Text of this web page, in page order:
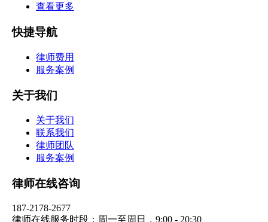
查看更多
快捷导航
律师费用
服务案例
关于我们
关于我们
联系我们
律师团队
服务案例
律师在线咨询
187-2178-2677
律师在线服务时段：周一至周日，9:00 - 20:30